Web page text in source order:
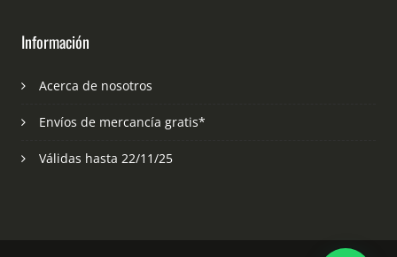
Información
Acerca de nosotros
Envíos de mercancía gratis*
Válidas hasta 22/11/25